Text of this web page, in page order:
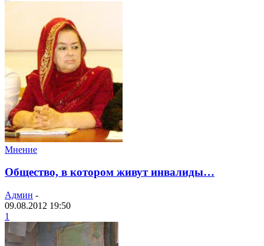
Мнение
Общество, в котором живут инвалиды…
Админ -
09.08.2012 19:50
1